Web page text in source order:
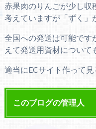
赤果肉のりんごが少し収
考えていますが「ずく」
全国への発送は可能です
えて発送用資材について
適当にECサイト作って
このブログの管理人